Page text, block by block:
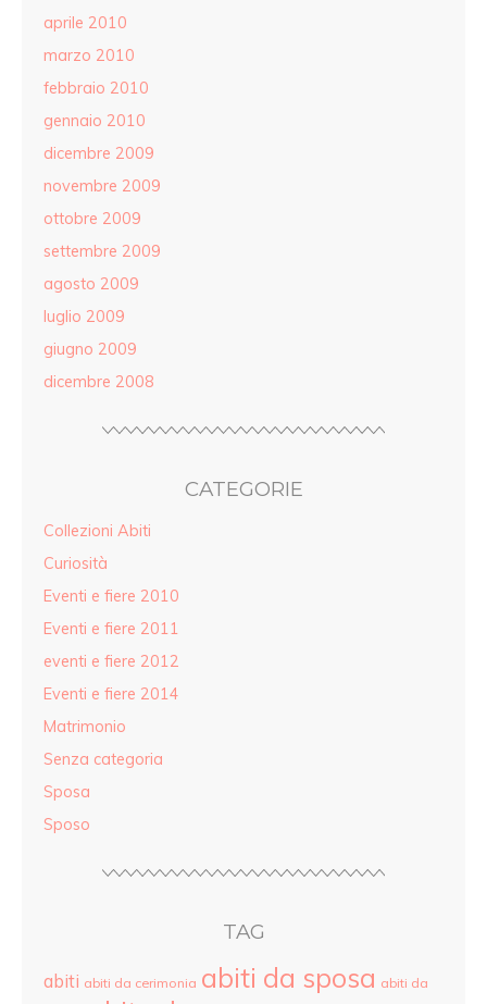
aprile 2010
marzo 2010
febbraio 2010
gennaio 2010
dicembre 2009
novembre 2009
ottobre 2009
settembre 2009
agosto 2009
luglio 2009
giugno 2009
dicembre 2008
CATEGORIE
Collezioni Abiti
Curiosità
Eventi e fiere 2010
Eventi e fiere 2011
eventi e fiere 2012
Eventi e fiere 2014
Matrimonio
Senza categoria
Sposa
Sposo
TAG
abiti abiti da cerimonia abiti da sposa abiti da